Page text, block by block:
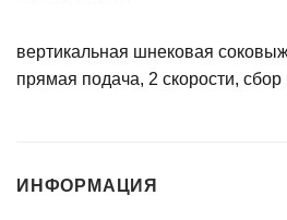
вертикальная шнековая
прямая подача, 2 скорости, сбор
ИНФОРМАЦИЯ